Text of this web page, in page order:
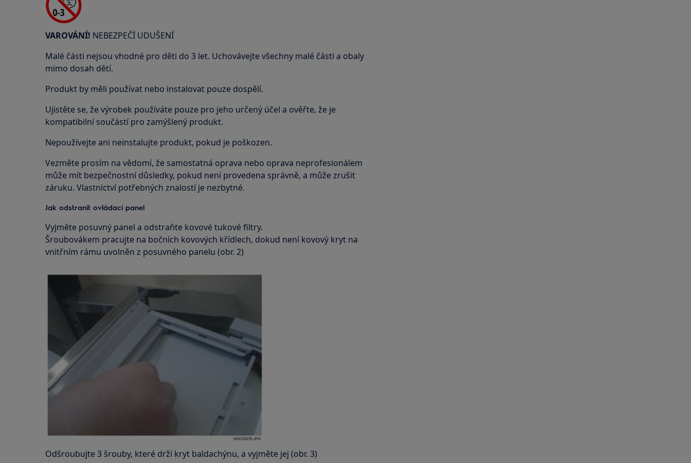
VAROVÁNÍ! NEBEZPEČÍ UDUŠENÍ
Malé části nejsou vhodné pro děti do 3 let. Uchovávejte všechny malé části a obaly
mimo dosah dětí.
Produkt by měli používat nebo instalovat pouze dospělí.
Ujistěte se, že výrobek používáte pouze pro jeho určený účel a ověřte, že je
kompatibilní součástí pro zamýšlený produkt.
Nepoužívejte ani neinstalujte produkt, pokud je poškozen.
Vezměte prosím na vědomí, že samostatná oprava nebo oprava neprofesionálem
může mít bezpečnostní důsledky, pokud není provedena správně, a může zrušit
záruku. Vlastnictví potřebných znalostí je nezbytné.
Jak odstranit ovládací panel
Vyjměte posuvný panel a odstraňte kovové tukové filtry.
Šroubovákem pracujte na bočních kovových křídlech, dokud není kovový kryt na
vnitřním rámu uvolněn z posuvného panelu (obr. 2)
Odšroubujte 3 šrouby, které drží kryt baldachýnu, a vyjměte jej (obr. 3)